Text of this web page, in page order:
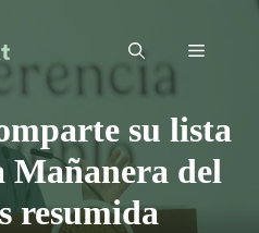
Menú
su lista
Mañanera del
resumida